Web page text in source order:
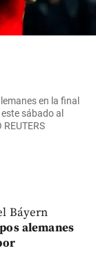
en la final
sábado al
Báyern
alemanes